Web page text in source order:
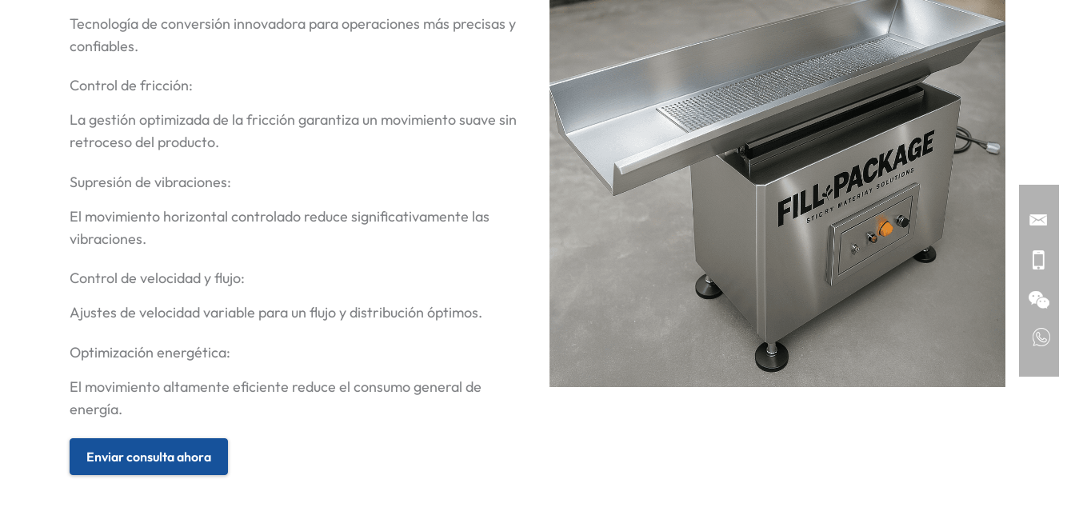
Tecnología de conversión innovadora para operaciones más precisas y
confiables.
Control de fricción:
La gestión optimizada de la fricción garantiza un movimiento suave sin
retroceso del producto.
Supresión de vibraciones:
El movimiento horizontal controlado reduce significativamente las
vibraciones.
Control de velocidad y flujo:
Ajustes de velocidad variable para un flujo y distribución óptimos.
Optimización energética:
El movimiento altamente eficiente reduce el consumo general de
energía.
Enviar consulta ahora